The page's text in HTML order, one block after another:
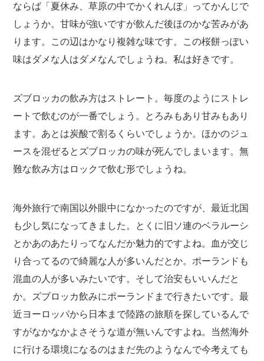
ならば「夏休み、草原の中でかくれんぼ」ってかんじで
しょうか。甘味が強いですが飲んだ後ほのかな苦みがあ
ります。この辺はかなり複雑な味です。この桜餅っぽい
味はダメな人はダメなんでしょうね。私は好きです。
ズブロッカの飲み方はストレート。毎度のようにストレ
ートで飲むのが一番でしょう。とろみもあり甘みもあり
ます。あとは炭酸で割るくらいでしょうか。ほかのジュ
ースを混ぜるとズブロッカの味が死んでしまいます。無
難な飲み方はロックで飲む形でしょうね。
海外旅行で南国以外眼中になかったのですが、最近北国
も少し気になってきました。とくに旧ソ連のベラルーシ
とかあのあたりってなんだか魅力的ですよね。血が交じ
り合ってるので綺麗な人が多いんだとか。ポーランドも
混血の人が多いみたいです。そして治安もいいんだと
か。ズブロッカ飲みにポーランドまで行きたいです。最
近ヨーロッパから日本まで陸路の旅順を探しているんで
すがなかなかよさそうな道が無いんですよね。当然海外
に行ける環境になるのはまだ先のようなんで今考えても